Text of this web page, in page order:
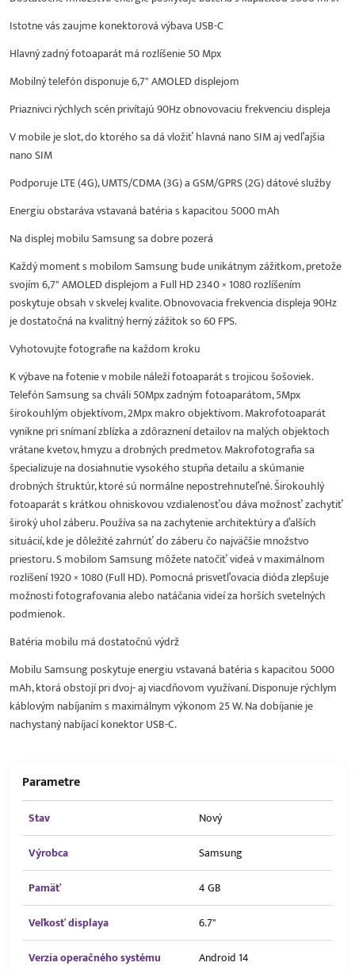
Istotne vás zaujme konektorová výbava USB-C
Hlavný zadný fotoaparát má rozlíšenie 50 Mpx
Mobilný telefón disponuje 6,7" AMOLED displejom
Priaznivci rýchlych scén privítajú 90Hz obnovovaciu frekvenciu displeja
V mobile je slot, do ktorého sa dá vložiť hlavná nano SIM aj vedľajšia
nano SIM
Podporuje LTE (4G), UMTS/CDMA (3G) a GSM/GPRS (2G) dátové služby
Energiu obstaráva vstavaná batéria s kapacitou 5000 mAh
Na displej mobilu Samsung sa dobre pozerá
Každý moment s mobilom Samsung bude unikátnym zážitkom, pretože
svojím 6,7" AMOLED displejom a Full HD 2340 × 1080 rozlíšením
poskytuje obsah v skvelej kvalite. Obnovovacia frekvencia displeja 90Hz
je dostatočná na kvalitný herný zážitok so 60 FPS.
Vyhotovujte fotografie na každom kroku
K výbave na fotenie v mobile náleží fotoaparát s trojicou šošoviek.
Telefón Samsung sa chváli 50Mpx zadným fotoaparátom, 5Mpx
širokouhlým objektívom, 2Mpx makro objektívom. Makrofotoaparát
vynikne pri snímaní zblízka a zdôraznení detailov na malých objektoch
vrátane kvetov, hmyzu a drobných predmetov. Makrofotografia sa
špecializuje na dosiahnutie vysokého stupňa detailu a skúmanie
drobných štruktúr, ktoré sú normálne nepostrehnuteľné. Širokouhlý
fotoaparát s krátkou ohniskovou vzdialenosťou dáva možnosť zachytiť
široký uhol záberu. Používa sa na zachytenie architektúry a ďalších
situácií, kde je dôležité zahrnúť do záberu čo najväčšie množstvo
priestoru. S mobilom Samsung môžete natočiť videá v maximálnom
rozlíšení 1920 × 1080 (Full HD). Pomocná prisvetľovacia dióda zlepšuje
možnosti fotografovania alebo natáčania videí za horších svetelných
podmienok.
Batéria mobilu má dostatočnú výdrž
Mobilu Samsung poskytuje energiu vstavaná batéria s kapacitou 5000
mAh, ktorá obstojí pri dvoj- aj viacdňovom využívaní. Disponuje rýchlym
káblovým nabíjaním s maximálnym výkonom 25 W. Na dobíjanie je
nachystaný nabíjací konektor USB-C.
Parametre
Stav
Nový
Výrobca
Samsung
Pamäť
4 GB
Veľkosť displaya
6.7"
Verzia operačného systému
Android 14